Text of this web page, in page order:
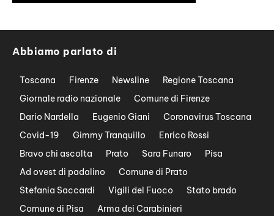
Abbiamo parlato di
Toscana Firenze Newsline
Regione Toscana
Giornale radio nazionale
Comune di Firenze
Dario Nardella
Eugenio Giani
Coronavirus Toscana
Covid-19
Gimmy Tranquillo
Enrico Rossi
Bravo chi ascolta
Prato Sara Funaro
Pisa
Ad ovest di padalino
Comune di Prato
Stefania Saccardi
Vigili del Fuoco
Stato brado
Comune di Pisa
Arma dei Carabinieri